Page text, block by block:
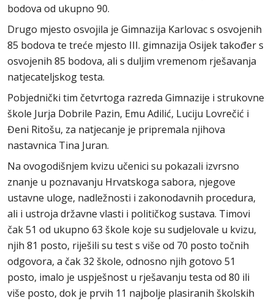
bodova od ukupno 90.
Drugo mjesto osvojila je Gimnazija Karlovac s osvojenih
85 bodova te treće mjesto III. gimnazija Osijek također s
osvojenih 85 bodova, ali s duljim vremenom rješavanja
natjecateljskog testa.
Pobjednički tim četvrtoga razreda Gimnazije i strukovne
škole Jurja Dobrile Pazin, Emu Adilić, Luciju Lovrečić i
Đeni Ritošu, za natjecanje je pripremala njihova
nastavnica Tina Juran.
Na ovogodišnjem kvizu učenici su pokazali izvrsno
znanje u poznavanju Hrvatskoga sabora, njegove
ustavne uloge, nadležnosti i zakonodavnih procedura,
ali i ustroja državne vlasti i političkog sustava. Timovi
čak 51 od ukupno 63 škole koje su sudjelovale u kvizu,
njih 81 posto, riješili su test s više od 70 posto točnih
odgovora, a čak 32 škole, odnosno njih gotovo 51
posto, imalo je uspješnost u rješavanju testa od 80 ili
više posto, dok je prvih 11 najbolje plasiranih školskih